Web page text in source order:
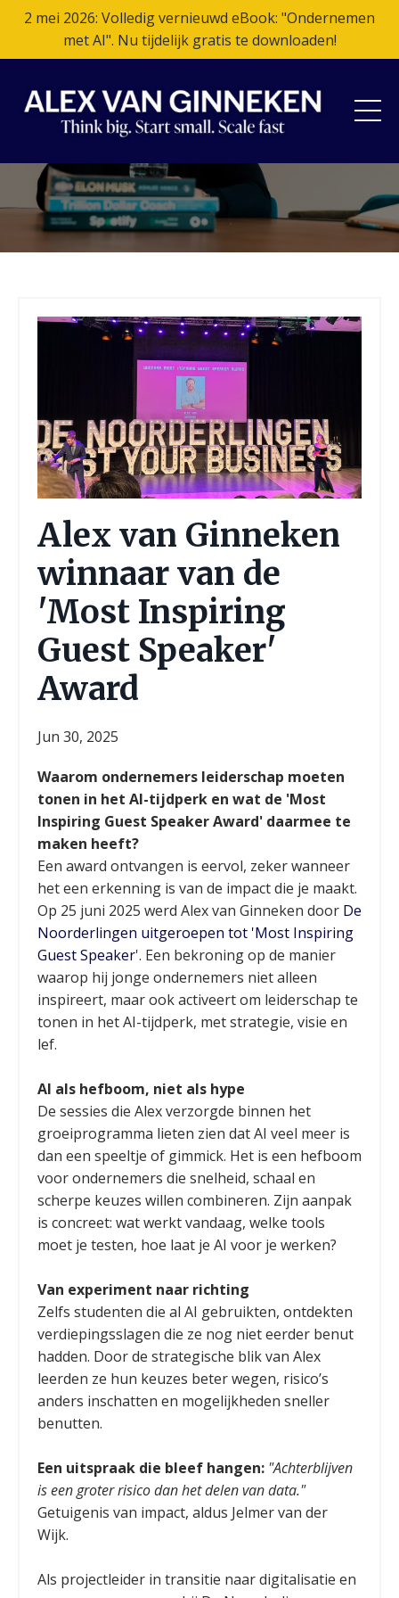
2 mei 2026: Volledig vernieuwd eBook: "Ondernemen
met AI". Nu tijdelijk gratis te downloaden!
Alex van Ginneken
winnaar van de
'Most Inspiring
Guest Speaker'
Award
Jun 30, 2025
Waarom ondernemers leiderschap moeten
tonen in het AI-tijdperk en wat de 'Most
Inspiring Guest Speaker Award' daarmee te
maken heeft?
Een award ontvangen is eervol, zeker wanneer
het een erkenning is van de impact die je maakt.
Op 25 juni 2025 werd Alex van Ginneken door De
Noorderlingen uitgeroepen tot 'Most Inspiring
Guest Speaker'. Een bekroning op de manier
waarop hij jonge ondernemers niet alleen
inspireert, maar ook activeert om leiderschap te
tonen in het AI-tijdperk, met strategie, visie en
lef.
AI als hefboom, niet als hype
De sessies die Alex verzorgde binnen het
groeiprogramma lieten zien dat AI veel meer is
dan een speeltje of gimmick. Het is een hefboom
voor ondernemers die snelheid, schaal en
scherpe keuzes willen combineren. Zijn aanpak
is concreet: wat werkt vandaag, welke tools
moet je testen, hoe laat je AI voor je werken?
Van experiment naar richting
Zelfs studenten die al AI gebruikten, ontdekten
verdiepingsslagen die ze nog niet eerder benut
hadden. Door de strategische blik van Alex
leerden ze hun keuzes beter wegen, risico’s
anders inschatten en mogelijkheden sneller
benutten.
Een uitspraak die bleef hangen: "Achterblijven
is een groter risico dan het delen van data."
Getuigenis van impact, aldus Jelmer van der
Wijk.
Als projectleider in transitie naar digitalisatie en